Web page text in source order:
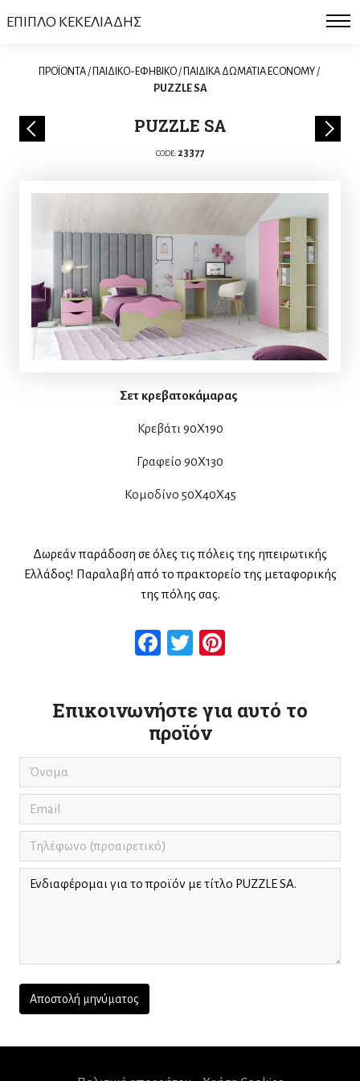
ΕΠΙΠΛΟ ΚΕΚΕΛΙΑΔΗΣ
ΠΡΟΪΟΝΤΑ / ΠΑΙΔΙΚΟ-ΕΦΗΒΙΚΟ / ΠΑΙΔΙΚΑ ΔΩΜΑΤΙΑ ECONOMY /
PUZZLE SA
PUZZLE SA
CODE: 23377
Σετ κρεβατοκάμαρας
Κρεβάτι 90Χ190
Γραφείο 90Χ130
Κομοδίνο 50Χ40Χ45
Δωρεάν παράδοση σε όλες τις πόλεις της ηπειρωτικής
Ελλάδος! Παραλαβή από το πρακτορείο της μεταφορικής
της πόλης σας.
Facebook
Twitter
Επικοινωνήστε για αυτό το
προϊόν